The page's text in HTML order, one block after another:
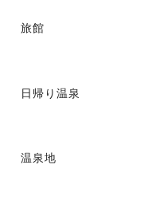
旅館
日帰り温泉
温泉地